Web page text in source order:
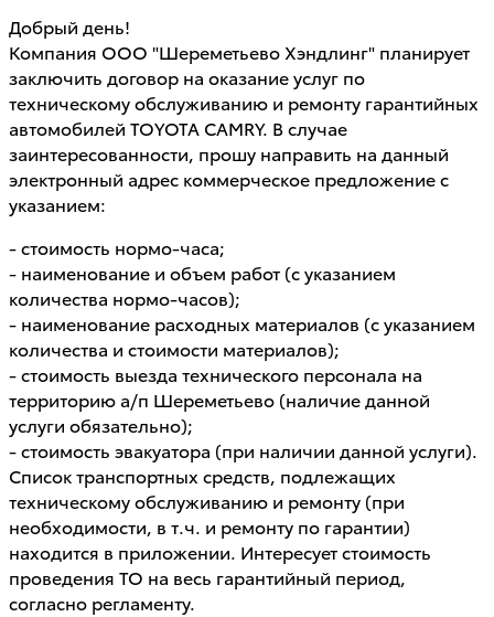
Добрый день!
Компания ООО "Шереметьево Хэндлинг" планирует
заключить договор на оказание услуг по
техническому обслуживанию и ремонту гарантийных
автомобилей TOYOTA CAMRY. В случае
заинтересованности, прошу направить на данный
электронный адрес коммерческое предложение с
указанием:
- стоимость нормо-часа;
- наименование и объем работ (с указанием
количества нормо-часов);
- наименование расходных материалов (с указанием
количества и стоимости материалов);
- стоимость выезда технического персонала на
территорию а/п Шереметьево (наличие данной
услуги обязательно);
- стоимость эвакуатора (при наличии данной услуги).
Список транспортных средств, подлежащих
техническому обслуживанию и ремонту (при
необходимости, в т.ч. и ремонту по гарантии)
находится в приложении. Интересует стоимость
проведения ТО на весь гарантийный период,
согласно регламенту.